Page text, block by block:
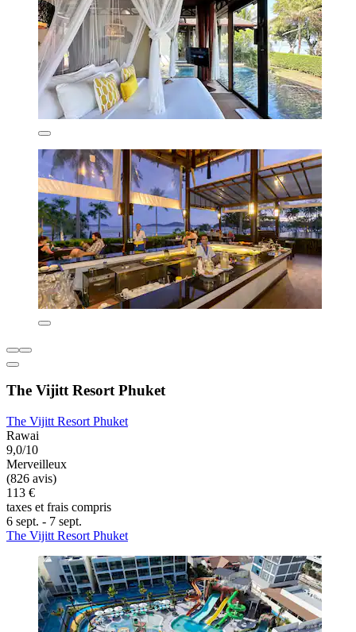
The Vijitt Resort Phuket
The Vijitt Resort Phuket
Rawai
9,0/10
Merveilleux
(826 avis)
113 €
taxes et frais compris
6 sept. - 7 sept.
The Vijitt Resort Phuket